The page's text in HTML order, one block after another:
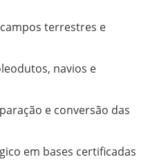
terrestres e
navios e
e conversão das
em bases certificadas